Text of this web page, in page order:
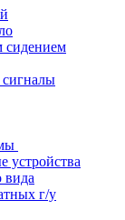
сидением
сигналы
устройства
вида
г/у